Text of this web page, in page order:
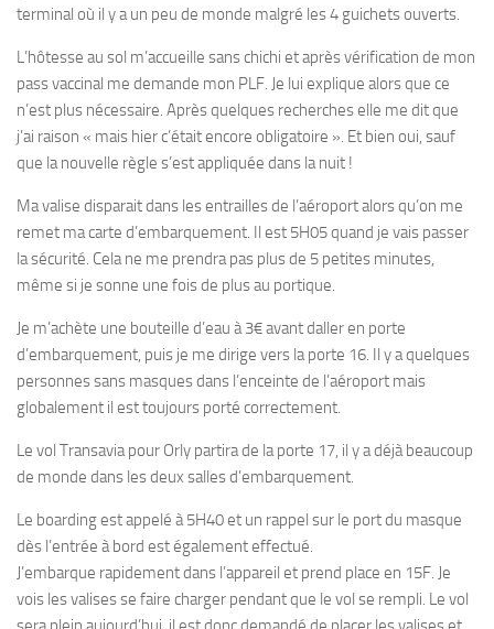
terminal où il y a un peu de monde malgré les 4 guichets ouverts.
L’hôtesse au sol m’accueille sans chichi et après vérification de mon
pass vaccinal me demande mon PLF. Je lui explique alors que ce
n’est plus nécessaire. Après quelques recherches elle me dit que
j’ai raison « mais hier c’était encore obligatoire ». Et bien oui, sauf
que la nouvelle règle s’est appliquée dans la nuit !
Ma valise disparait dans les entrailles de l’aéroport alors qu’on me
remet ma carte d’embarquement. Il est 5H05 quand je vais passer
la sécurité. Cela ne me prendra pas plus de 5 petites minutes,
même si je sonne une fois de plus au portique.
Je m’achète une bouteille d’eau à 3€ avant daller en porte
d’embarquement, puis je me dirige vers la porte 16. Il y a quelques
personnes sans masques dans l’enceinte de l’aéroport mais
globalement il est toujours porté correctement.
Le vol Transavia pour Orly partira de la porte 17, il y a déjà beaucoup
de monde dans les deux salles d’embarquement.
Le boarding est appelé à 5H40 et un rappel sur le port du masque
dès l’entrée à bord est également effectué.
J’embarque rapidement dans l’appareil et prend place en 15F. Je
vois les valises se faire charger pendant que le vol se rempli. Le vol